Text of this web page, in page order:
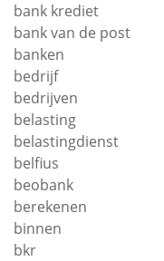
bank krediet
bank van de post
banken
bedrijf
bedrijven
belasting
belastingdienst
belfius
beobank
berekenen
binnen
bkr